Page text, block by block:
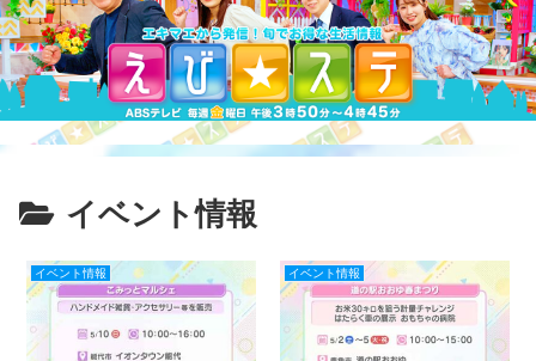
イベント情報
イベント情報 イベント情報